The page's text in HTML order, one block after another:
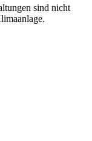
sind nicht